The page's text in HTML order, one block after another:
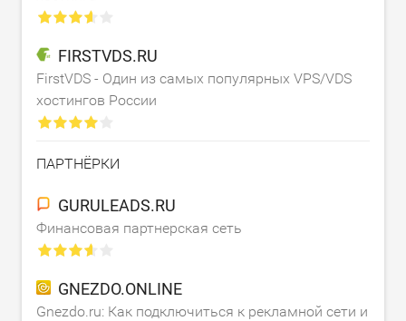
FIRSTVDS.RU
FirstVDS - Один из самых популярных VPS/VDS
хостингов России
ПАРТНЁРКИ
GURULEADS.RU
Финансовая партнерская сеть
GNEZDO.ONLINE
Gnezdo.ru: Как подключиться к рекламной сети и